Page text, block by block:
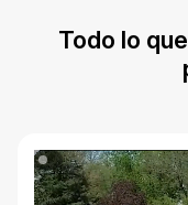
Todo lo